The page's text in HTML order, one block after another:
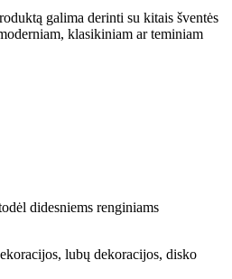
galima derinti su kitais šventės
klasikiniam ar teminiam
didesniems renginiams
lubų dekoracijos, disko